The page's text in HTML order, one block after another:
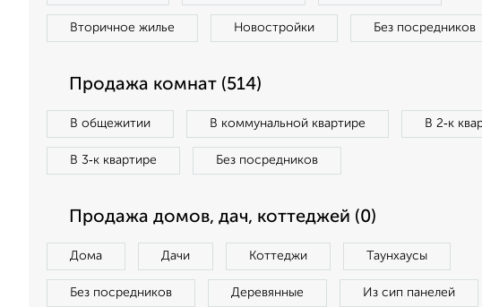
Вторичное жилье Новостройки Без посредников
Продажа комнат (514)
В общежитии В коммунальной квартире В 2‑к
В 3‑к квартире Без посредников
Продажа домов, дач, коттеджей (0)
Дома Дачи Коттеджи Таунхаусы
Без посредников Деревянные Из сип панелей